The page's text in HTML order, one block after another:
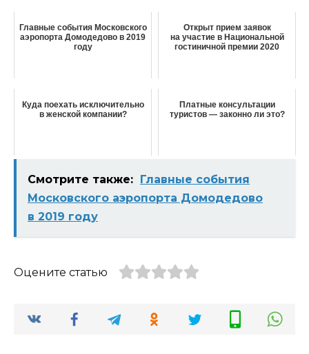
Главные события Московского
аэропорта Домодедово в 2019
году
Открыт прием заявок
на участие в Национальной
гостиничной премии 2020
Куда поехать исключительно
в женской компании?
Платные консультации
туристов — законно ли это?
Смотрите также: Главные события
Московского аэропорта Домодедово
в 2019 году
Оцените статью